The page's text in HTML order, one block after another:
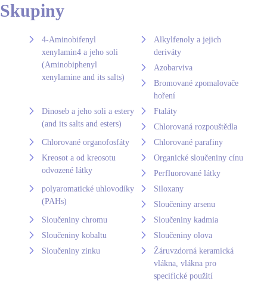
Skupiny
4-Aminobifenyl
xenylamin4 a jeho soli
(Aminobiphenyl
xenylamine and its salts)
Alkylfenoly a jejich
deriváty
Azobarviva
Bromované zpomalovače
hoření
Dinoseb a jeho soli a estery
(and its salts and esters)
Ftaláty
Chlorovaná rozpouštědla
Chlorované organofosfáty
Chlorované parafiny
Kreosot a od kreosotu
odvozené látky
Organické sloučeniny cínu
Perfluorované látky
polyaromatické uhlovodíky
(PAHs)
Siloxany
Sloučeniny arsenu
Sloučeniny chromu
Sloučeniny kadmia
Sloučeniny kobaltu
Sloučeniny olova
Sloučeniny zinku
Žáruvzdorná keramická
vlákna, vlákna pro
specifické použití